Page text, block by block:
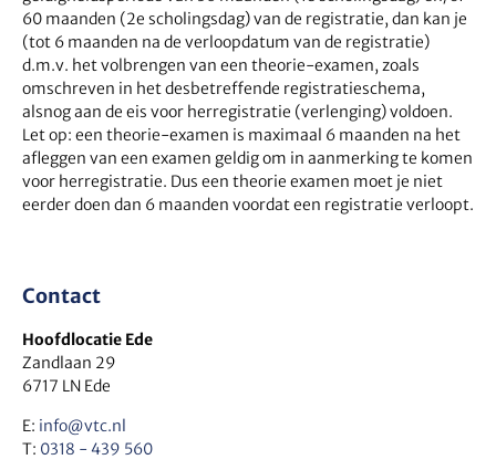
60 maanden (2e scholingsdag) van de registratie, dan kan je
(tot 6 maanden na de verloopdatum van de registratie)
d.m.v. het volbrengen van een theorie-examen, zoals
omschreven in het desbetreffende registratieschema,
alsnog aan de eis voor herregistratie (verlenging) voldoen.
Let op: een theorie-examen is maximaal 6 maanden na het
afleggen van een examen geldig om in aanmerking te komen
voor herregistratie. Dus een theorie examen moet je niet
eerder doen dan 6 maanden voordat een registratie verloopt.
Contact
Hoofdlocatie Ede
Zandlaan 29
6717 LN Ede
E: info@vtc.nl
T: 0318 - 439 560